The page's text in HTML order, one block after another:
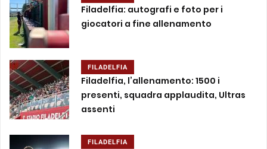
Filadelfia: autografi e foto per i
giocatori a fine allenamento
FILADELFIA
Filadelfia, l’allenamento: 1500 i
presenti, squadra applaudita, Ultras
assenti
FILADELFIA